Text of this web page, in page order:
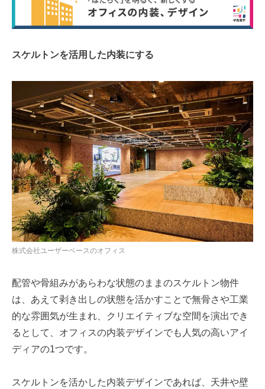
スケルトンを活用した内装にする
株式会社ユーザーベースのオフィス
配管や骨組みがあらわな状態のままのスケルトン物件
は、あえて剥き出しの状態を活かすことで無骨さや工業
的な雰囲気が生まれ、クリエイティブな空間を演出でき
るとして、オフィスの内装デザインでも人気の高いアイ
ディアの1つです。
スケルトンを活かした内装デザインであれば、天井や壁